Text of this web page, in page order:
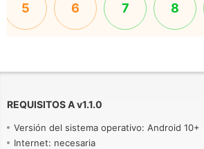
5 6 7 8
REQUISITOS Av1.1.0
Versión del sistema operativo: Android 10+
Internet: necesaria